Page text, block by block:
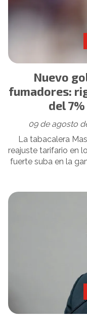
Nuevo
fumadores:
del
09 de agosto
La tabacalera
reajuste tarifario en
fuerte suba en la